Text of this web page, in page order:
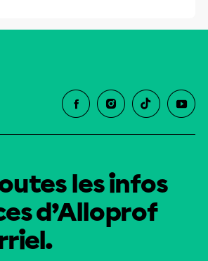
les infos
d’Alloprof